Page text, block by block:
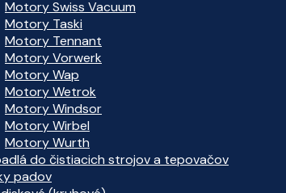
Motory Swiss Vacuum
Motory Taski
Motory Tennant
Motory Vorwerk
Motory Wap
Motory Wetrok
Motory Windsor
Motory Wirbel
Motory Wurth
do čistiacich strojov a tepovačov
padov